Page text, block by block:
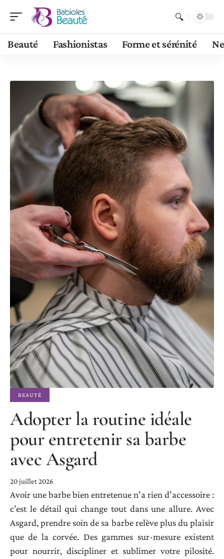
Beauté Fashionistas Forme et sérénité
BEAUTÉ
Adopter la routine idéale
pour entretenir sa barbe
avec Asgard
20 juillet 2026
Avoir une barbe bien entretenue n’a rien d’accessoire :
c’est le détail qui change tout dans une allure. Avec
Asgard, prendre soin de sa barbe relève plus du plaisir
que de la corvée. Des gammes sur-mesure existent
pour nourrir, discipliner et sublimer votre pilosité.